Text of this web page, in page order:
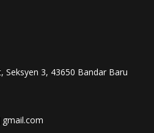
Seksyen 3, 43650 Bandar Baru